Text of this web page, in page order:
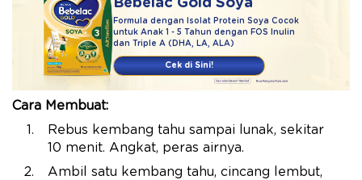
Bebelac Gold Soya
Formula dengan Isolat Protein Soya Cocok
untuk Anak 1 - 5 Tahun dengan FOS Inulin
dan Triple A (DHA, LA, ALA)​
Cek di Sini!
Cara Membuat:
Rebus kembang tahu sampai lunak, sekitar
10 menit. Angkat, peras airnya.
Ambil satu kembang tahu, cincang lembut,